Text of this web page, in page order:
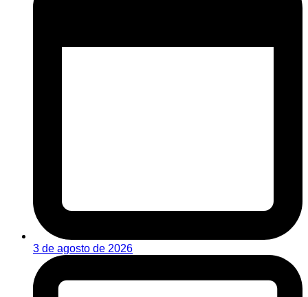
3 de agosto de 2026